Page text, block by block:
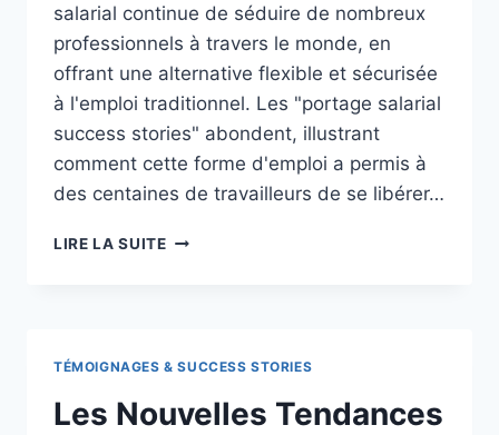
salarial continue de séduire de nombreux
professionnels à travers le monde, en
offrant une alternative flexible et sécurisée
à l'emploi traditionnel. Les "portage salarial
success stories" abondent, illustrant
comment cette forme d'emploi a permis à
des centaines de travailleurs de se libérer…
LIRE LA SUITEACTUALITÉS
SUCCESS
TÉMOIGNAGES & SUCCESS STORIES
Les Nouvelles Tendances